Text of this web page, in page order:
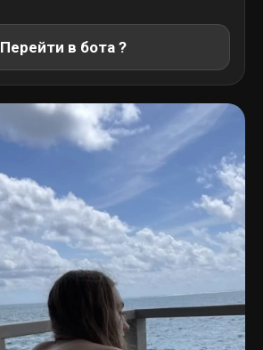
Перейти в бота ?